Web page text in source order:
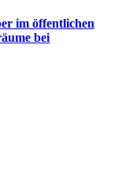
im öffentlichen
bei